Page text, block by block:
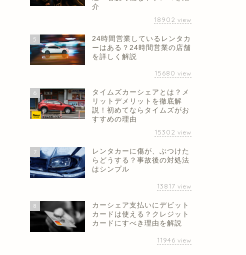
介
18902 view
5
24時間営業しているレンタカ
ーはある？24時間営業の店舗
を詳しく解説
15680 view
6
タイムズカーシェアとは？メ
リットデメリットを徹底解
説！初めてならタイムズがお
すすめの理由
15302 view
7
レンタカーに傷が、ぶつけた
らどうする？事故後の対処法
はシンプル
13817 view
8
カーシェア支払いにデビット
カードは使える？クレジット
カードにすべき理由を解説
11946 view